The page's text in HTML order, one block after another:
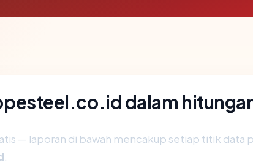
dalam
— laporan di bawah mencakup setiap titik data